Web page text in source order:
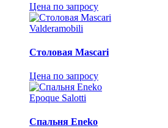
Цена по запросу
Valderamobili
Столовая Mascari
Цена по запросу
Epoque Salotti
Спальня Eneko